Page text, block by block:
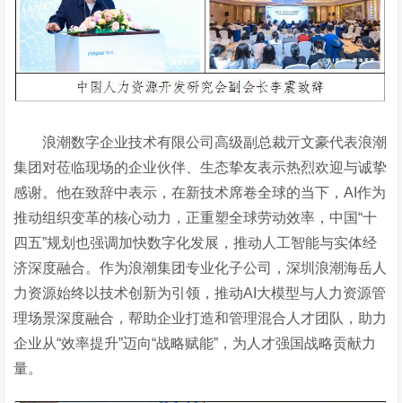
浪潮数字企业技术有限公司高级副总裁亓文豪代表浪潮
集团对莅临现场的企业伙伴、生态挚友表示热烈欢迎与诚挚
感谢。他在致辞中表示，在新技术席卷全球的当下，AI作为
推动组织变革的核心动力，正重塑全球劳动效率，中国“十
四五”规划也强调加快数字化发展，推动人工智能与实体经
济深度融合。作为浪潮集团专业化子公司，深圳浪潮海岳人
力资源始终以技术创新为引领，推动AI大模型与人力资源管
理场景深度融合，帮助企业打造和管理混合人才团队，助力
企业从“效率提升”迈向“战略赋能”，为人才强国战略贡献力
量。